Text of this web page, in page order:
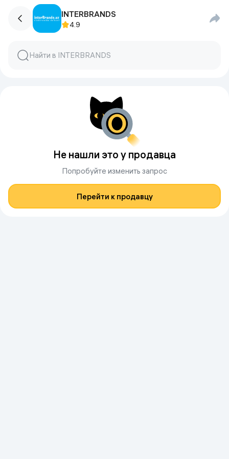
INTERBRANDS
4.9
Не нашли это у продавца
Попробуйте изменить запрос
Перейти к продавцу